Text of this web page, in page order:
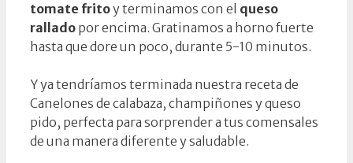
tomate fritoy terminamos con el queso
rallado por encima. Gratinamos a horno fuerte
hasta que dore un poco, durante 5-10 minutos.
Y ya tendríamos terminada nuestra receta de
Canelones de calabaza, champiñones y queso
pido, perfecta para sorprender a tus comensales
de una manera diferente y saludable.